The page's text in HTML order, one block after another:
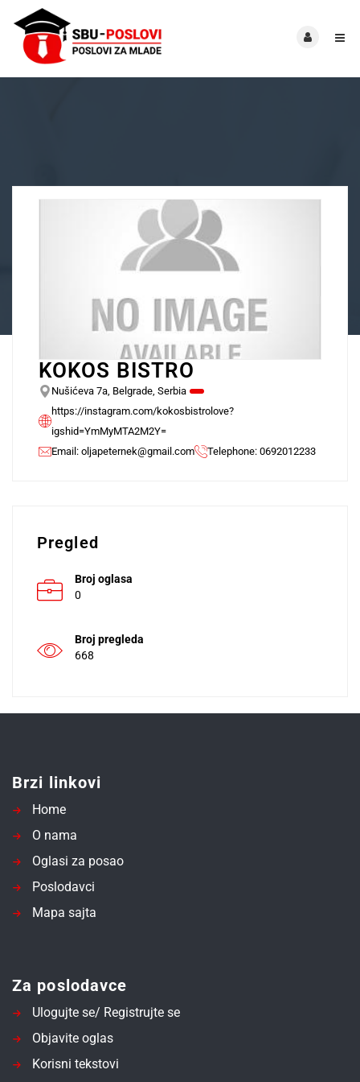
KOKOS BISTRO
Nušićeva 7a, Belgrade, Serbia
https://instagram.com/kokosbistrolove?
igshid=YmMyMTA2M2Y=
Email: oljapeternek@gmail.com Telephone: 0692012233
Pregled
Broj oglasa
0
Broj pregleda
668
Brzi linkovi
Home
O nama
Oglasi za posao
Poslodavci
Mapa sajta
Za poslodavce
Ulogujte se/ Registrujte se
Objavite oglas
Korisni tekstovi